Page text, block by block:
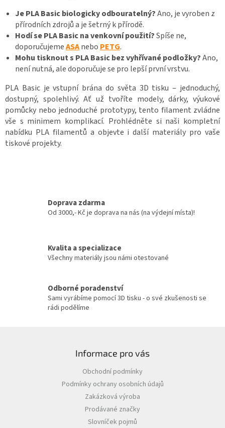
Je PLA Basic biologicky odbouratelný?Ano, je vyroben z
přírodních zdrojů a je šetrný k přírodě.
Hodí se PLA Basic na venkovní použití?Spíše ne,
doporučujemeASAnebo PETG.
Mohu tisknout s PLA Basic bez vyhřívané podložky?Ano,
není nutná, ale doporučuje se pro lepší první vrstvu.
PLA Basic je vstupní brána do světa 3D tisku – jednoduchý,
dostupný, spolehlivý. Ať už tvoříte modely, dárky, výukové
pomůcky nebo jednoduché prototypy, tento filament zvládne
vše s minimem komplikací. Prohlédněte si naši kompletní
nabídku PLA filamentů a objevte i další materiály pro vaše
tiskové projekty.
Doprava zdarma
Od 3000,- Kč je doprava na nás (na výdejní místa)!
Kvalita a specializace
Všechny materiály jsou námi otestované
Odborné poradenství
Sami vyrábíme pomocí 3D tisku - o své zkušenosti se
rádi podělíme
Informace pro vás
Obchodní podmínky
Podmínky ochrany osobních údajů
Zakázková výroba
Prodávané značky
Slovníček pojmů